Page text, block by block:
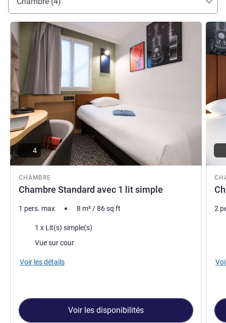
CHAMBRE
Chambre Standard avec 1 lit simple
Voir les détails
4
1 pers. max 8 m²/86sq ft
Literie1 x Lit(s) simple(s)
Vues :Vue sur cour
Voir les détails
Voir les disponibilités
Voir
2